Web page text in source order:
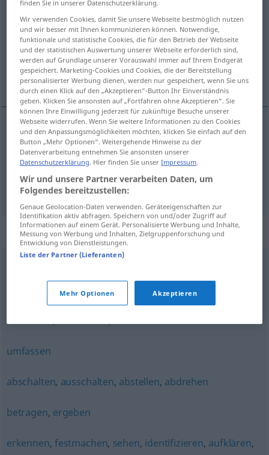
ausmachen
Übersicht aller Übersetzungen
(Für mehr Details die Übersetzung anklicken/antippen)
искључивати, заказивати
искључивати ausmachenLicht, Radio TV
заказивати ausmachenTermin
Synonyme für "ausmachen"
darstellen (in / als)
feststellen
umfassen
abschalten, ausschalten, abstellen, abdrehen
betragen, ergeben
erkennen, festmachen, sehen, identifizieren, aufklären,
finden Sie in unserer Datenschutzerklärung.
Wir verwenden Cookies, damit Sie unsere Webseite bestmöglich nutzen
und wir besser mit Ihnen kommunizieren können. Notwendige,
funktionale und statistische Cookies, die für den Betrieb der Webseite
und der statistischen Auswertung unserer Webseite erforderlich sind,
werden auf Grundlage unserer Vorauswahl immer auf Ihrem Endgerät
gespeichert. Marketing-Cookies und Cookies, die der Bereitstellung
personalisierter Werbung dienen, werden nur gespeichert, wenn Sie uns
durch einen Klick auf den „Akzeptieren“-Button Ihr Einverständnis
geben. Klicken Sie ansonsten auf „Fortfahren ohne Akzeptieren“. Sie
können Ihre Einwilligung jederzeit für zukünftige Besuche unserer
Webseite widerrufen. Wenn Sie weitere Informationen zu den Cookies
und den Anpassungsmöglichkeiten möchten, klicken Sie einfach auf den
Button „Mehr Optionen“. Weitergehende Hinweise zu der
Datenverarbeitung entnehmen Sie ansonsten unserer
Datenschutzerklärung. Hier finden Sie unserImpressum.
Wir und unsere Partner verarbeiten Daten, um
Folgendes bereitzustellen:
Genaue Geolocation-Daten verwenden. Geräteeigenschaften zur
Identifikation aktiv abfragen. Speichern von und/oder Zugriff auf
Informationen auf einem Gerät. Personalisierte Werbung und Inhalte,
Messung von Werbung und Inhalten, Zielgruppenforschung und
Entwicklung von Dienstleistungen.
Liste der Partner (Lieferanten)
Mehr Optionen Akzeptieren